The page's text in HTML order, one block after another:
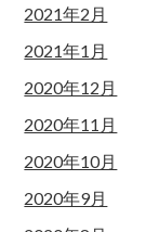
2021年2月
2021年1月
2020年12月
2020年11月
2020年10月
2020年9月